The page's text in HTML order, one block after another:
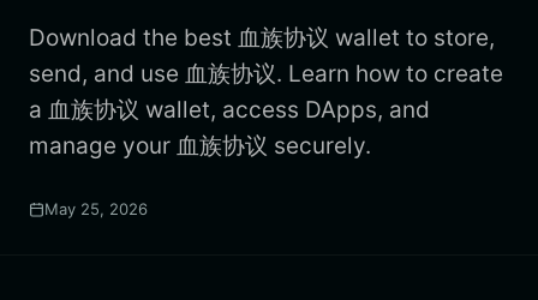
Download the best 血族协议 wallet to store,
send, and use 血族协议. Learn how to create
a 血族协议 wallet, access DApps, and
manage your 血族协议 securely.
May 25, 2026